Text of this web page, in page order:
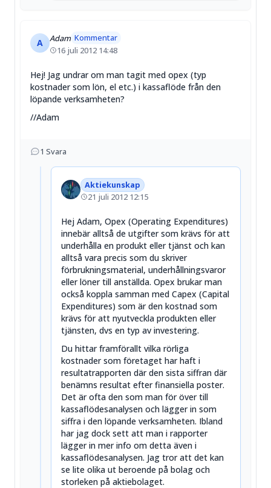
A Adam Kommentar
16 juli 2012 14:48
Hej! Jag undrar om man tagit med opex (typ
kostnader som lön, el etc.) i kassaflöde från den
löpande verksamheten?
//Adam
1 Svara
Aktiekunskap
21 juli 2012 12:15
Hej Adam, Opex (Operating Expenditures)
innebär alltså de utgifter som krävs för att
underhålla en produkt eller tjänst och kan
alltså vara precis som du skriver
förbrukningsmaterial, underhållningsvaror
eller löner till anställda. Opex brukar man
också koppla samman med Capex (Capital
Expenditures) som är den kostnad som
krävs för att nyutveckla produkten eller
tjänsten, dvs en typ av investering.
Du hittar framförallt vilka rörliga
kostnader som företaget har haft i
resultatrapporten där den sista siffran där
benämns resultat efter finansiella poster.
Det är ofta den som man för över till
kassaflödesanalysen och lägger in som
siffra i den löpande verksamheten. Ibland
har jag dock sett att man i rapporter
lägger in mer info om detta även i
kassaflödesanalysen. Jag tror att det kan
se lite olika ut beroende på bolag och
storleken på aktiebolaget.